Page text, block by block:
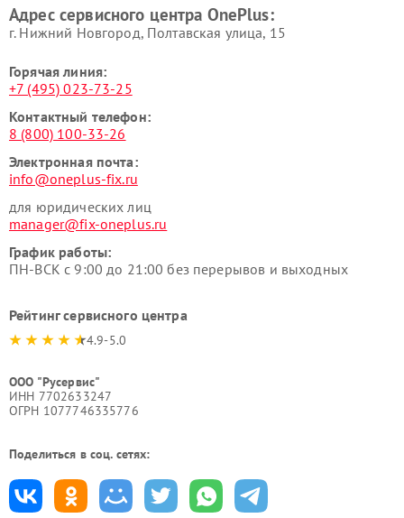
Адрес сервисного центра OnePlus:
г. Нижний Новгород, Полтавская улица, 15
Горячая линия:
+7 (495) 023-73-25
Контактный телефон:
8 (800) 100-33-26
Электронная почта:
info@oneplus-fix.ru
для юридических лиц
manager@fix-oneplus.ru
График работы:
ПН-ВСК с 9:00 до 21:00 без перерывов и выходных
Рейтинг сервисного центра
4.9-5.0
ООО "Русервис"
ИНН 7702633247
ОГРН 1077746335776
Поделиться в соц. сетях: